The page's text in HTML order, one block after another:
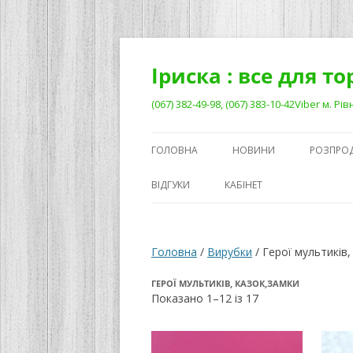
Перейти
Іриска : все для
(067) 382-49-98, (067) 383-10-42Viber м.
ГОЛОВНА НОВИНИ
ВІДГУКИ КАБІНЕТ
Головна / Вирубки / Герої
ГЕРОЇ МУЛЬТИКІВ, КАЗОК,ЗАМКИ
Показано 1–12 із 17Сортовано